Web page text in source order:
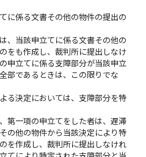
に係る文書その他の物件の提出の
、当該申立てに係る文書その他の
をも作成し、裁判所に提出しなけ
申立てに係る支障部分が当該申立
部であるときは、この限りでな
る決定においては、支障部分を特
第一項の申立てをした者は、遅滞
の他の物件から当該決定により特
を作成し、裁判所に提出しなけれ